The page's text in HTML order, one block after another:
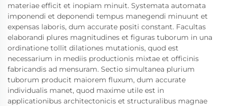
materiae efficit et inopiam minuit. Systemata automata
imponendi et deponendi tempus manegendi minuunt et
expensas laboris, dum accurate positi constant. Facultas
elaborandi plures magnitudines et figuras tuborum in una
ordinatione tollit dilationes mutationis, quod est
necessarium in mediis productionis mixtae et officinis
fabricandis ad mensuram. Sectio simultanea plurium
tuborum producit maiorem fluxum, dum accurate
individualis manet, quod maxime utile est in
applicationibus architectonicis et structuralibus magnae